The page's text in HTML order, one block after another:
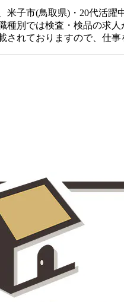
米子市(鳥取県)・20代活
別では検査・検品の求人
れておりますので、仕事